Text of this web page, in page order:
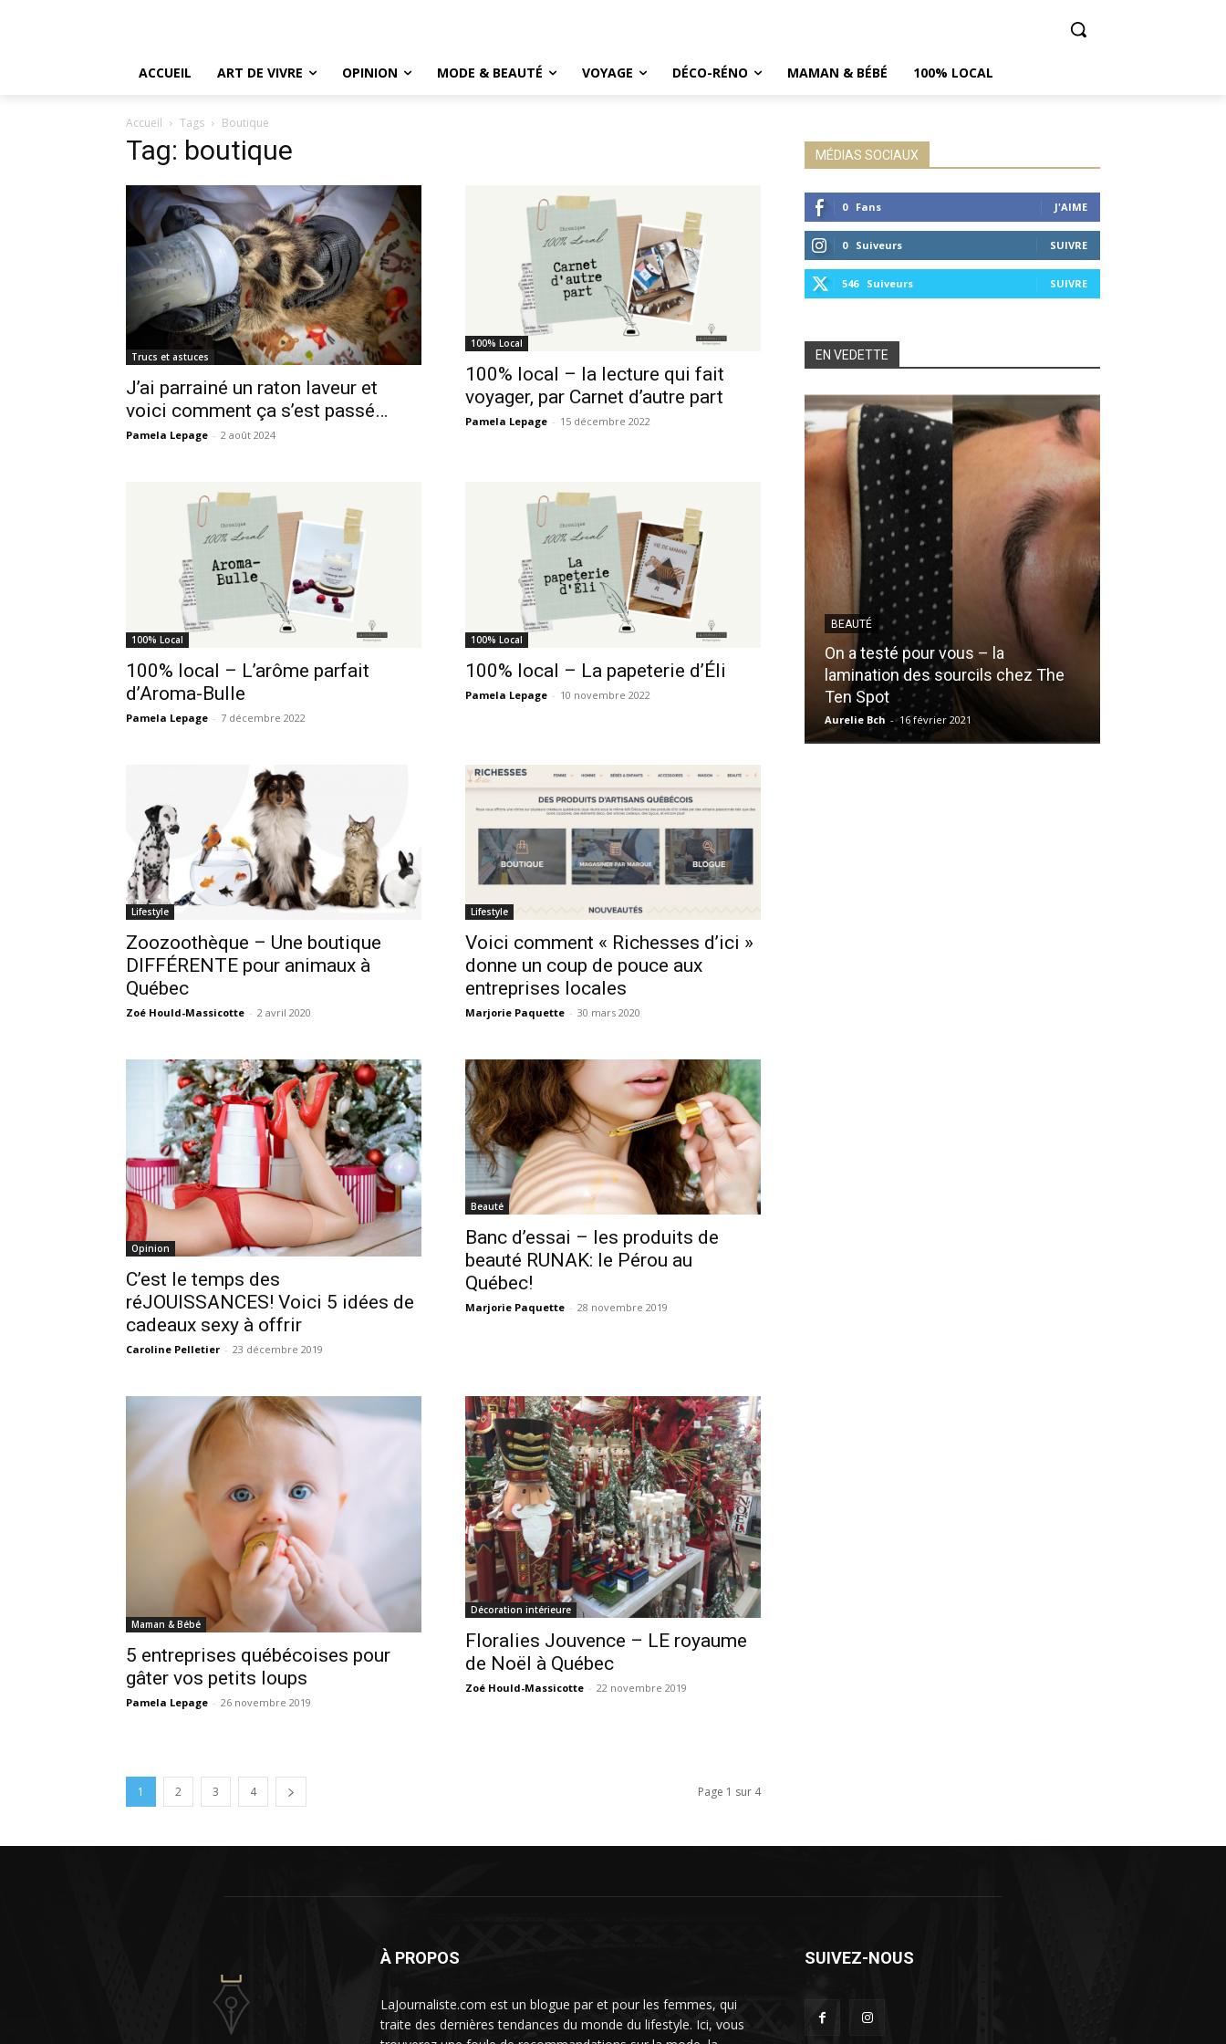
ACCUEIL ART DE VIVRE OPINION MODE & BEAUTÉ VOYAGE DÉCO-RÉNO MAMAN & BÉBÉ 100% LOCAL
Accueil Tags Boutique
Tag: boutique
Trucs et astuces
J’ai parrainé un raton laveur et
voici comment ça s’est passé…
Pamela Lepage - 2 août 2024
100% Local
100% local – la lecture qui fait
voyager, par Carnet d’autre part
Pamela Lepage - 15 décembre 2022
100% Local
100% local – L’arôme parfait
d’Aroma-Bulle
Pamela Lepage - 7 décembre 2022
100% Local
100% local – La papeterie d’Éli
Pamela Lepage - 10 novembre 2022
Lifestyle
Zoozoothèque – Une boutique
DIFFÉRENTE pour animaux à
Québec
Zoé Hould-Massicotte - 2 avril 2020
Lifestyle
Voici comment « Richesses d’ici »
donne un coup de pouce aux
entreprises locales
Marjorie Paquette - 30 mars 2020
Opinion
C’est le temps des
réJOUISSANCES! Voici 5 idées de
cadeaux sexy à offrir
Caroline Pelletier - 23 décembre 2019
Beauté
Banc d’essai – les produits de
beauté RUNAK: le Pérou au
Québec!
Marjorie Paquette - 28 novembre 2019
Maman & Bébé
5 entreprises québécoises pour
gâter vos petits loups
Pamela Lepage - 26 novembre 2019
Décoration intérieure
Floralies Jouvence – LE royaume
de Noël à Québec
Zoé Hould-Massicotte - 22 novembre 2019
1 2 3 4 Page 1 sur 4
MÉDIAS SOCIAUX
0 Fans J'AIME
0 Suiveurs SUIVRE
546 Suiveurs SUIVRE
EN VEDETTE
BEAUTÉ
On a testé pour vous – la
lamination des sourcils chez The
Ten Spot
Aurelie Bch - 16 février 2021
À PROPOS
LaJournaliste.com est un blogue par et pour les femmes, qui
traite des dernières tendances du monde du lifestyle. Ici, vous
SUIVEZ-NOUS